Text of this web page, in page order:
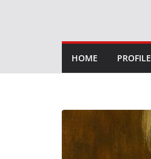
HOME PROFILE